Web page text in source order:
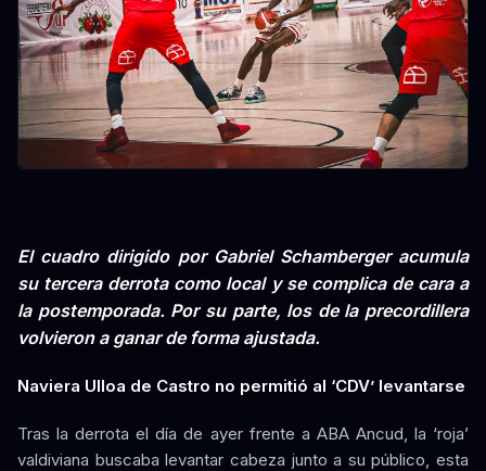
El cuadro dirigido por Gabriel Schamberger acumula
su tercera derrota como local y se complica de cara a
la postemporada. Por su parte, los de la precordillera
volvieron a ganar de forma ajustada.
Naviera Ulloa de Castro no permitió al ‘CDV’ levantarse
Tras la derrota el día de ayer frente a ABA Ancud, la ‘roja’
valdiviana buscaba levantar cabeza junto a su público, esta